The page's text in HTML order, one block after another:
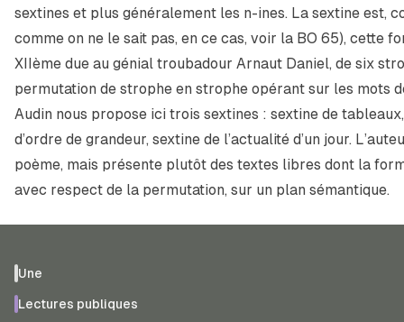
sextines et plus généralement les n-ines. La sextine est,
comme on ne le sait pas, en ce cas, voir la BO 65), cette
XIIème due au génial troubadour Arnaut Daniel, de six
permutation de strophe en strophe opérant sur les mots
Audin nous propose ici trois sextines : sextine de
d’ordre de grandeur, sextine de l’actualité d’un jour.
poème, mais présente plutôt des textes libres dont la
avec respect de la permutation, sur un plan sémantique.
Une
Lectures publiques